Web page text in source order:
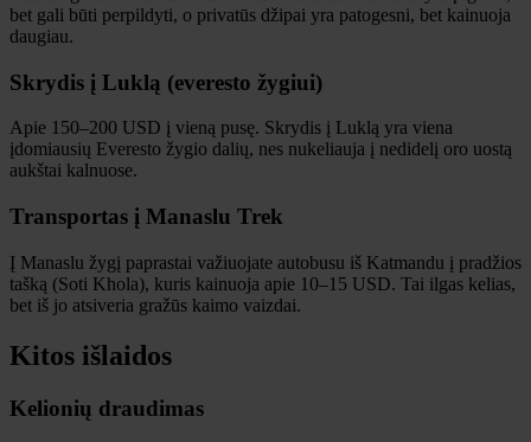
bet gali būti perpildyti, o privatūs džipai yra patogesni, bet kainuoja
daugiau.
Skrydis į Luklą (everesto žygiui)
Apie 150–200 USD į vieną pusę. Skrydis į Luklą yra viena
įdomiausių Everesto žygio dalių, nes nukeliauja į nedidelį oro uostą
aukštai kalnuose.
Transportas į Manaslu Trek
Į Manaslu žygį paprastai važiuojate autobusu iš Katmandu į pradžios
tašką (Soti Khola), kuris kainuoja apie 10–15 USD. Tai ilgas kelias,
bet iš jo atsiveria gražūs kaimo vaizdai.
Kitos išlaidos
Kelionių draudimas